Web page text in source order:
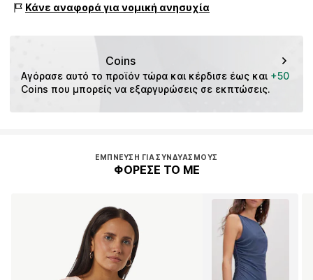
97228 Rottendorf
Κάνε αναφορά για νομική ανησυχία
Coins
Αγόρασε αυτό το προϊόν τώρα και κέρδισε έως και +50
Coins που μπορείς να εξαργυρώσεις σε εκπτώσεις.
ΈΜΠΝΕΥΣΗ ΓΙΑ ΣΥΝΔΥΑΣΜΟΎΣ
ΦΟΡΕΣΕ ΤΟ ΜΕ